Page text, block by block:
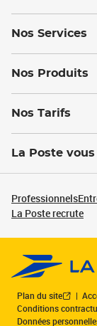
Nos Services
Nos Produits
Nos Tarifs
La Poste
Professionnels
La Poste recrute
Plan du site
Conditions
Données